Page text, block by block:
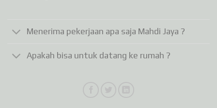
Menerima pekerjaan apa saja Mahdi Jaya ?
Apakah bisa untuk datang ke rumah ?